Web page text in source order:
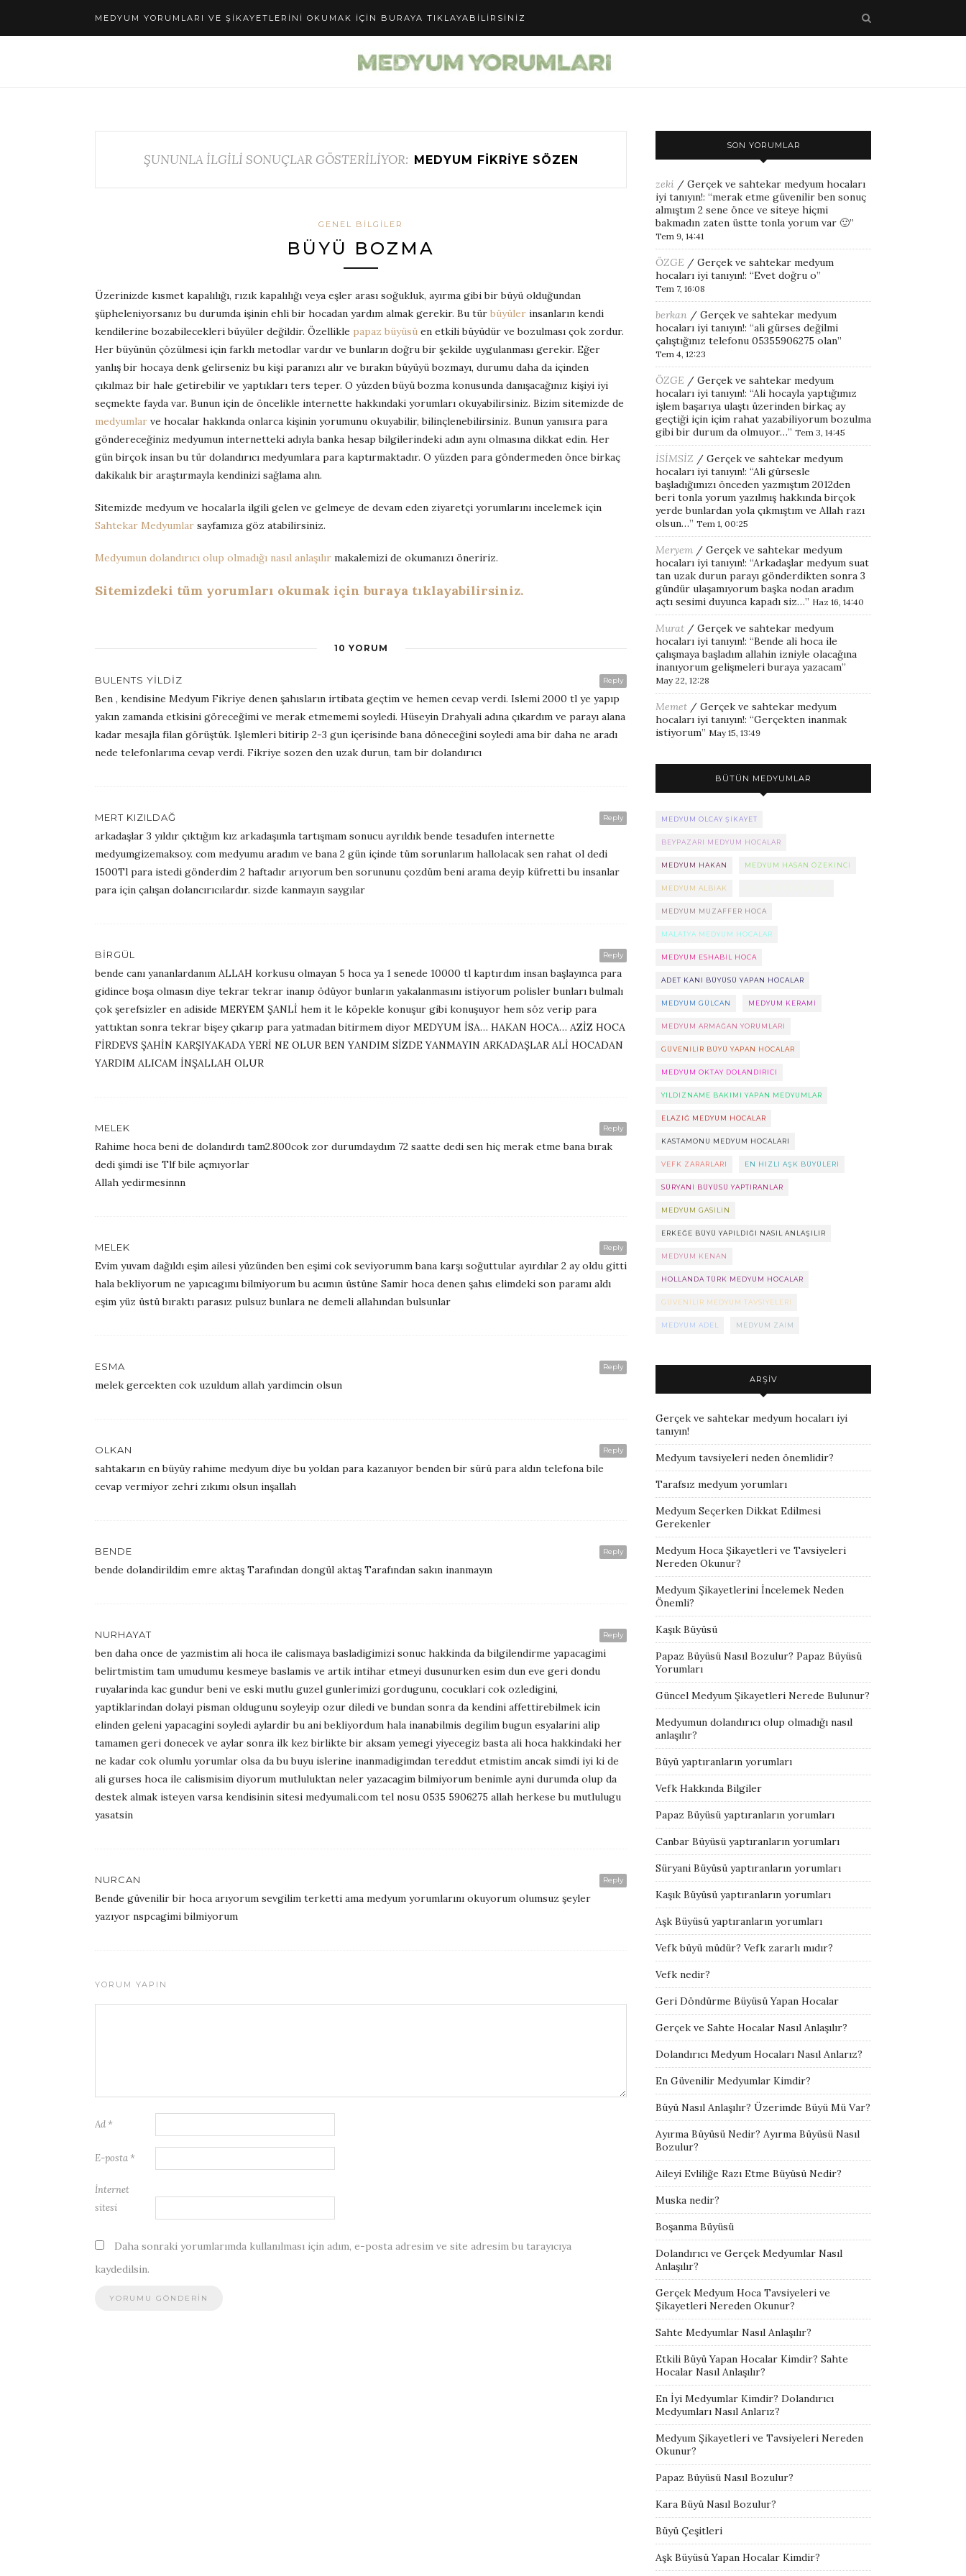
MEDYUM YORUMLARI VE ŞIKAYETLERINI OKUMAK IÇIN BURAYA TIKLAYABILIRSINIZ
ŞUNUNLA İLGİLİ SONUÇLAR GÖSTERİLİYOR: MEDYUM FIKRIYE SÖZEN
GENEL BILGILER
BÜYÜ BOZMA
Üzerinizde kısmet kapalılığı, rızık kapalılığı veya eşler arası soğukluk, ayırma gibi bir büyü olduğundan
şüpheleniyorsanız bu durumda işinin ehli bir hocadan yardım almak gerekir. Bu tür büyüler insanların kendi
kendilerine bozabilecekleri büyüler değildir. Özellikle papaz büyüsü en etkili büyüdür ve bozulması çok zordur.
Her büyünün çözülmesi için farklı metodlar vardır ve bunların doğru bir şekilde uygulanması gerekir. Eğer
yanlış bir hocaya denk gelirseniz bu kişi paranızı alır ve bırakın büyüyü bozmayı, durumu daha da içinden
çıkılmaz bir hale getirebilir ve yaptıkları ters teper. O yüzden büyü bozma konusunda danışacağınız kişiyi iyi
seçmekte fayda var. Bunun için de öncelikle internette hakkındaki yorumları okuyabilirsiniz. Bizim sitemizde de
medyumlar ve hocalar hakkında onlarca kişinin yorumunu okuyabilir, bilinçlenebilirsiniz. Bunun yanısıra para
göndereceğiniz medyumun internetteki adıyla banka hesap bilgilerindeki adın aynı olmasına dikkat edin. Her
gün birçok insan bu tür dolandırıcı medyumlara para kaptırmaktadır. O yüzden para göndermeden önce birkaç
dakikalık bir araştırmayla kendinizi sağlama alın.
Sitemizde medyum ve hocalarla ilgili gelen ve gelmeye de devam eden ziyaretçi yorumlarını incelemek için
Sahtekar Medyumlar sayfamıza göz atabilirsiniz.
Medyumun dolandırıcı olup olmadığı nasıl anlaşılır makalemizi de okumanızı öneririz.
Sitemizdeki tüm yorumları okumak için buraya tıklayabilirsiniz.
10 YORUM
Reply
BULENTS YILDIZ
Ben , kendisine Medyum Fikriye denen şahısların irtibata geçtim ve hemen cevap verdi. Islemi 2000 tl ye yapıp
yakın zamanda etkisini göreceğimi ve merak etmememi soyledi. Hüseyin Drahyali adına çıkardım ve parayı alana
kadar mesajla filan görüştük. Işlemleri bitirip 2-3 gun içerisinde bana döneceğini soyledi ama bir daha ne aradı
nede telefonlarıma cevap verdi. Fikriye sozen den uzak durun, tam bir dolandırıcı
Reply
MERT KIZILDAĞ
arkadaşlar 3 yıldır çıktığım kız arkadaşımla tartışmam sonucu ayrıldık bende tesadufen internette
medyumgizemaksoy. com medyumu aradım ve bana 2 gün içinde tüm sorunlarım hallolacak sen rahat ol dedi
1500Tl para istedi gönderdim 2 haftadır arıyorum ben sorununu çozdüm beni arama deyip küfretti bu insanlar
para için çalışan dolancırıcılardır. sizde kanmayın saygılar
Reply
BİRGÜL
bende canı yananlardanım ALLAH korkusu olmayan 5 hoca ya 1 senede 10000 tl kaptırdım insan başlayınca para
gidince boşa olmasın diye tekrar tekrar inanıp ödüyor bunların yakalanmasını istiyorum polisler bunları bulmalı
çok şerefsizler en adiside MERYEM ŞANLİ hem it le köpekle konuşur gibi konuşuyor hem söz verip para
yattıktan sonra tekrar bişey çıkarıp para yatmadan bitirmem diyor MEDYUM İSA… HAKAN HOCA… AZİZ HOCA
FİRDEVS ŞAHİN KARŞIYAKADA YERİ NE OLUR BEN YANDIM SİZDE YANMAYIN ARKADAŞLAR ALİ HOCADAN
YARDIM ALICAM İNŞALLAH OLUR
Reply
MELEK
Rahime hoca beni de dolandırdı tam2.800cok zor durumdaydım 72 saatte dedi sen hiç merak etme bana bırak
dedi şimdi ise Tlf bile açmıyorlar
Allah yedirmesinnn
Reply
MELEK
Evim yuvam dağıldı eşim ailesi yüzünden ben eşimi cok seviyorumm bana karşı soğuttular ayırdılar 2 ay oldu gitti
hala bekliyorum ne yapıcagımı bilmiyorum bu acımın üstüne Samir hoca denen şahıs elimdeki son paramı aldı
eşim yüz üstü bıraktı parasız pulsuz bunlara ne demeli allahından bulsunlar
Reply
ESMA
melek gercekten cok uzuldum allah yardimcin olsun
Reply
OLKAN
sahtakarın en büyüy rahime medyum diye bu yoldan para kazanıyor benden bir sürü para aldın telefona bile
cevap vermiyor zehri zıkımı olsun inşallah
Reply
BENDE
bende dolandirildim emre aktaş Tarafından dongül aktaş Tarafından sakın inanmayın
Reply
NURHAYAT
ben daha once de yazmistim ali hoca ile calismaya basladigimizi sonuc hakkinda da bilgilendirme yapacagimi
belirtmistim tam umudumu kesmeye baslamis ve artik intihar etmeyi dusunurken esim dun eve geri dondu
ruyalarinda kac gundur beni ve eski mutlu guzel gunlerimizi gordugunu, cocuklari cok ozledigini,
yaptiklarindan dolayi pisman oldugunu soyleyip ozur diledi ve bundan sonra da kendini affettirebilmek icin
elinden geleni yapacagini soyledi aylardir bu ani bekliyordum hala inanabilmis degilim bugun esyalarini alip
tamamen geri donecek ve aylar sonra ilk kez birlikte bir aksam yemegi yiyecegiz basta ali hoca hakkindaki her
ne kadar cok olumlu yorumlar olsa da bu buyu islerine inanmadigimdan tereddut etmistim ancak simdi iyi ki de
ali gurses hoca ile calismisim diyorum mutluluktan neler yazacagim bilmiyorum benimle ayni durumda olup da
destek almak isteyen varsa kendisinin sitesi medyumali.com tel nosu 0535 5906275 allah herkese bu mutlulugu
yasatsin
Reply
NURCAN
Bende güvenilir bir hoca arıyorum sevgilim terketti ama medyum yorumlarını okuyorum olumsuz şeyler
yazıyor nspcagimi bilmiyorum
YORUM YAPIN
Ad *
E-posta *
İnternet
sitesi
Daha sonraki yorumlarımda kullanılması için adım, e-posta adresim ve site adresim bu tarayıcıya
kaydedilsin.
SON YORUMLAR
zeki / Gerçek ve sahtekar medyum hocaları
iyi tanıyın!: “merak etme güvenilir ben sonuç
almıştım 2 sene önce ve siteye hiçmi
bakmadın zaten üstte tonla yorum var 🙂”
Tem 9, 14:41
ÖZGE / Gerçek ve sahtekar medyum
hocaları iyi tanıyın!: “Evet doğru o”
Tem 7, 16:08
berkan / Gerçek ve sahtekar medyum
hocaları iyi tanıyın!: “ali gürses değilmi
çalıştığınız telefonu 05355906275 olan”
Tem 4, 12:23
ÖZGE / Gerçek ve sahtekar medyum
hocaları iyi tanıyın!: “Ali hocayla yaptığımız
işlem başarıya ulaştı üzerinden birkaç ay
geçtiği için içim rahat yazabiliyorum bozulma
gibi bir durum da olmuyor…” Tem 3, 14:45
İSİMSİZ / Gerçek ve sahtekar medyum
hocaları iyi tanıyın!: “Ali gürsesle
başladığımızı önceden yazmıştım 2012den
beri tonla yorum yazılmış hakkında birçok
yerde bunlardan yola çıkmıştım ve Allah razı
olsun…” Tem 1, 00:25
Meryem / Gerçek ve sahtekar medyum
hocaları iyi tanıyın!: “Arkadaşlar medyum suat
tan uzak durun parayı gönderdikten sonra 3
gündür ulaşamıyorum başka nodan aradım
açtı sesimi duyunca kapadı siz…” Haz 16, 14:40
Murat / Gerçek ve sahtekar medyum
hocaları iyi tanıyın!: “Bende ali hoca ile
çalışmaya başladım allahin izniyle olacağına
inanıyorum gelişmeleri buraya yazacam”
May 22, 12:28
Memet / Gerçek ve sahtekar medyum
hocaları iyi tanıyın!: “Gerçekten inanmak
istiyorum” May 15, 13:49
BÜTÜN MEDYUMLAR
MEDYUM OLCAY ŞIKAYET
BEYPAZARI MEDYUM HOCALAR
MEDYUM HAKAN MEDYUM HASAN ÖZEKINCI
MEDYUM ALBIAK
MEDYUM MUZAFFER HOCA
MALATYA MEDYUM HOCALAR
MEDYUM ESHABIL HOCA
ADET KANI BÜYÜSÜ YAPAN HOCALAR
MEDYUM GÜLCAN MEDYUM KERAMI
MEDYUM ARMAĞAN YORUMLARI
GÜVENILIR BÜYÜ YAPAN HOCALAR
MEDYUM OKTAY DOLANDIRICI
YILDIZNAME BAKIMI YAPAN MEDYUMLAR
ELAZIĞ MEDYUM HOCALAR
KASTAMONU MEDYUM HOCALARI
VEFK ZARARLARI EN HIZLI AŞK BÜYÜLERI
SÜRYANI BÜYÜSÜ YAPTIRANLAR
MEDYUM GASILIN
ERKEĞE BÜYÜ YAPILDIĞI NASIL ANLAŞILIR
MEDYUM KENAN
HOLLANDA TÜRK MEDYUM HOCALAR
GÜVENILIR MEDYUM TAVSIYELERI
MEDYUM ADEL MEDYUM ZAIM
ARŞIV
Gerçek ve sahtekar medyum hocaları iyi
tanıyın!
Medyum tavsiyeleri neden önemlidir?
Tarafsız medyum yorumları
Medyum Seçerken Dikkat Edilmesi
Gerekenler
Medyum Hoca Şikayetleri ve Tavsiyeleri
Nereden Okunur?
Medyum Şikayetlerini İncelemek Neden
Önemli?
Kaşık Büyüsü
Papaz Büyüsü Nasıl Bozulur? Papaz Büyüsü
Yorumları
Güncel Medyum Şikayetleri Nerede Bulunur?
Medyumun dolandırıcı olup olmadığı nasıl
anlaşılır?
Büyü yaptıranların yorumları
Vefk Hakkında Bilgiler
Papaz Büyüsü yaptıranların yorumları
Canbar Büyüsü yaptıranların yorumları
Süryani Büyüsü yaptıranların yorumları
Kaşık Büyüsü yaptıranların yorumları
Aşk Büyüsü yaptıranların yorumları
Vefk büyü müdür? Vefk zararlı mıdır?
Vefk nedir?
Geri Döndürme Büyüsü Yapan Hocalar
Gerçek ve Sahte Hocalar Nasıl Anlaşılır?
Dolandırıcı Medyum Hocaları Nasıl Anlarız?
En Güvenilir Medyumlar Kimdir?
Büyü Nasıl Anlaşılır? Üzerimde Büyü Mü Var?
Ayırma Büyüsü Nedir? Ayırma Büyüsü Nasıl
Bozulur?
Aileyi Evliliğe Razı Etme Büyüsü Nedir?
Muska nedir?
Boşanma Büyüsü
Dolandırıcı ve Gerçek Medyumlar Nasıl
Anlaşılır?
Gerçek Medyum Hoca Tavsiyeleri ve
Şikayetleri Nereden Okunur?
Sahte Medyumlar Nasıl Anlaşılır?
Etkili Büyü Yapan Hocalar Kimdir? Sahte
Hocalar Nasıl Anlaşılır?
En İyi Medyumlar Kimdir? Dolandırıcı
Medyumları Nasıl Anlarız?
Medyum Şikayetleri ve Tavsiyeleri Nereden
Okunur?
Papaz Büyüsü Nasıl Bozulur?
Kara Büyü Nasıl Bozulur?
Büyü Çeşitleri
Aşk Büyüsü Yapan Hocalar Kimdir?